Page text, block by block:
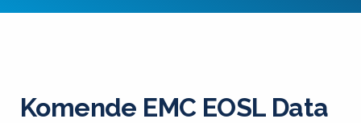
Komende EMC EOSL Data